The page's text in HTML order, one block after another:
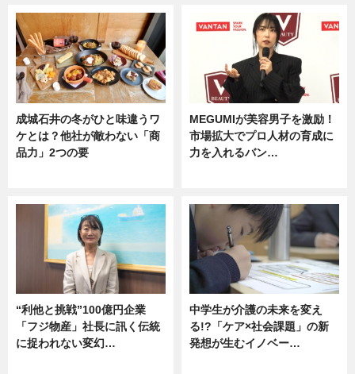
成城石井の冬がひと味違うワ
ケとは？他社が敵わない「商
品力」2つの要
MEGUMIが美容男子を激励！
市場拡大でプロ人材の育成に
力を入れるバン…
“利他と挑戦”100億円企業
「フジ物産」社長に訊く伝統
に捉われない変幻…
中学生が介護の未来を変え
る!?「ケア×社会課題」の新
発想が生むイノベー…